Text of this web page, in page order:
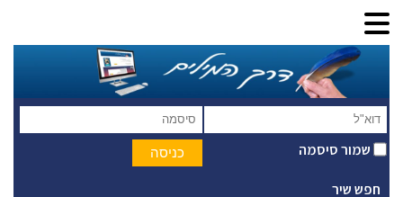
שמור סיסמה
חפש שיר